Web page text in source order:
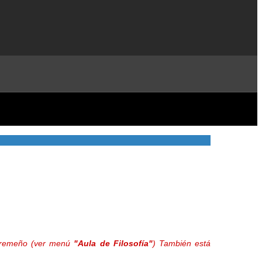
(ver menú "Aula de Filosofía") También está